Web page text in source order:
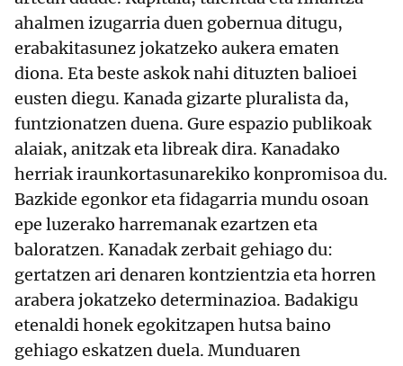
ahalmen izugarria duen gobernua ditugu,
erabakitasunez jokatzeko aukera ematen
diona. Eta beste askok nahi dituzten balioei
eusten diegu. Kanada gizarte pluralista da,
funtzionatzen duena. Gure espazio publikoak
alaiak, anitzak eta libreak dira. Kanadako
herriak iraunkortasunarekiko konpromisoa du.
Bazkide egonkor eta fidagarria mundu osoan
epe luzerako harremanak ezartzen eta
baloratzen. Kanadak zerbait gehiago du:
gertatzen ari denaren kontzientzia eta horren
arabera jokatzeko determinazioa. Badakigu
etenaldi honek egokitzapen hutsa baino
gehiago eskatzen duela. Munduaren